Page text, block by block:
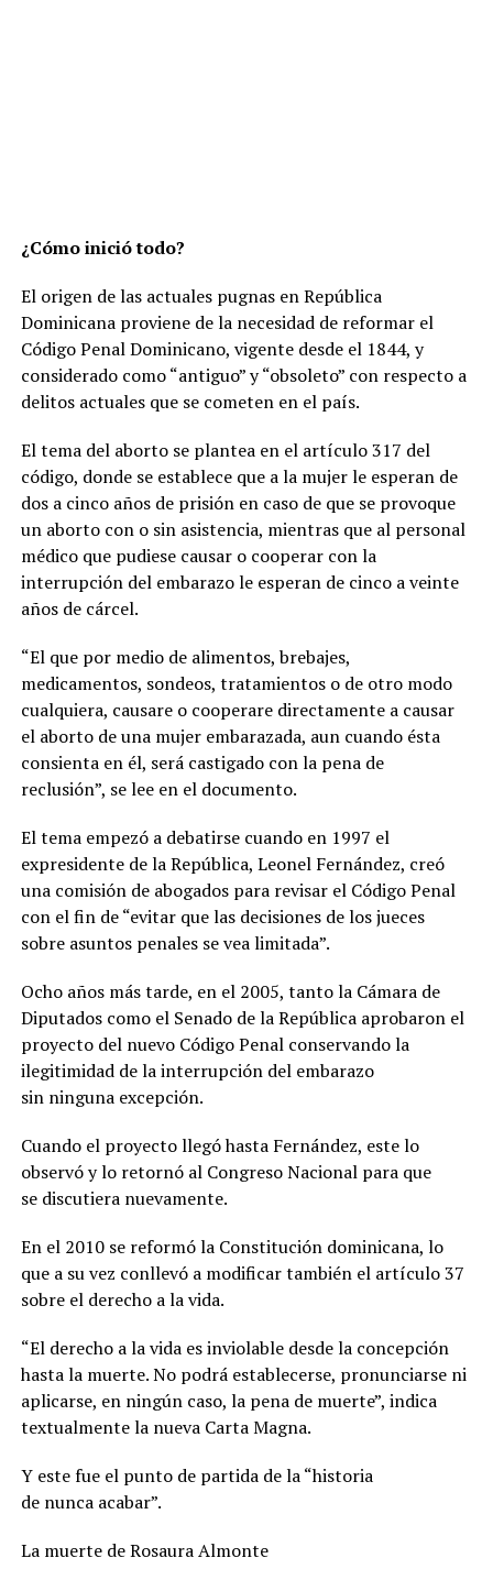
¿Cómo inició todo?
El origen de las actuales pugnas en República
Dominicana proviene de la necesidad de reformar el
Código Penal Dominicano, vigente desde el 1844, y
considerado como “antiguo” y “obsoleto” con respecto a
delitos actuales que se cometen en el país.
El tema del aborto se plantea en el artículo 317 del
código, donde se establece que a la mujer le esperan de
dos a cinco años de prisión en caso de que se provoque
un aborto con o sin asistencia, mientras que al personal
médico que pudiese causar o cooperar con la
interrupción del embarazo le esperan de cinco a veinte
años de cárcel.
“El que por medio de alimentos, brebajes,
medicamentos, sondeos, tratamientos o de otro modo
cualquiera, causare o cooperare directamente a causar
el aborto de una mujer embarazada, aun cuando ésta
consienta en él, será castigado con la pena de
reclusión”, se lee en el documento.
El tema empezó a debatirse cuando en 1997 el
expresidente de la República, Leonel Fernández, creó
una comisión de abogados para revisar el Código Penal
con el fin de “evitar que las decisiones de los jueces
sobre asuntos penales se vea limitada”.
Ocho años más tarde, en el 2005, tanto la Cámara de
Diputados como el Senado de la República aprobaron el
proyecto del nuevo Código Penal conservando la
ilegitimidad de la interrupción del embarazo
sin ninguna excepción.
Cuando el proyecto llegó hasta Fernández, este lo
observó y lo retornó al Congreso Nacional para que
se discutiera nuevamente.
En el 2010 se reformó la Constitución dominicana, lo
que a su vez conllevó a modificar también el artículo 37
sobre el derecho a la vida.
“El derecho a la vida es inviolable desde la concepción
hasta la muerte. No podrá establecerse, pronunciarse ni
aplicarse, en ningún caso, la pena de muerte”, indica
textualmente la nueva Carta Magna.
Y este fue el punto de partida de la “historia
de nunca acabar”.
La muerte de Rosaura Almonte